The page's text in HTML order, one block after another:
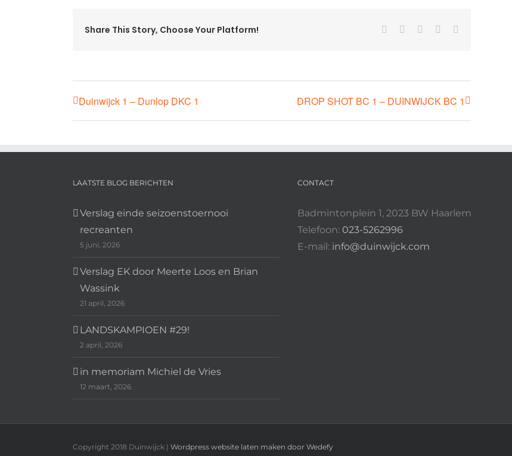
Share This Story, Choose Your Platform! Facebook Pinterest
Duinwijck 1 – Dunlop DKC 1 DROP SHOT BC 1 – DUINWIJCK BC 1
LAATSTE BLOG BERICHTEN
Verslag einde seizoenstoernooi
recreanten
5 juni, 2026
Verslag EK door Meerte Loos en Brian
Wassink
21 april, 2026
LANDSKAMPIOEN #29!
2 april, 2026
in memoriam Michiel de Vries
12 maart, 2026
CONTACT
Badmintonplein 1, 2023 BW Haarlem
Telefoon: 023-5262996
E-mail: info@duinwijck.com
Copyright 2018 Duinwijck | Wordpress website laten maken door Wedefy